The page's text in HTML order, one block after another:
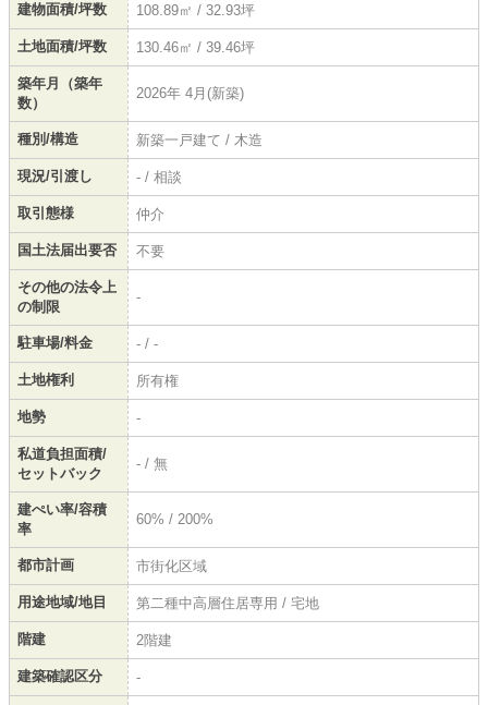
建物面積/坪数 108.89㎡ / 32.93坪
土地面積/坪数 130.46㎡ / 39.46坪
築年月（築年
数）
2026年 4月(新築)
種別/構造 新築一戸建て / 木造
現況/引渡し - / 相談
取引態様 仲介
国土法届出要否 不要
その他の法令上
の制限
-
駐車場/料金 - / -
土地権利 所有権
地勢 -
私道負担面積/
セットバック
- / 無
建ぺい率/容積
率
60% / 200%
都市計画 市街化区域
用途地域/地目 第二種中高層住居専用 / 宅地
階建 2階建
建築確認区分 -